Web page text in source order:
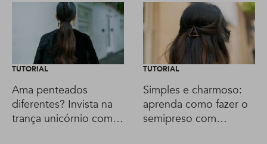
TUTORIAL
Ama penteados
diferentes? Invista na
trança unicórnio com
TUTORIAL
Simples e charmoso:
aprenda como fazer o
semipreso com